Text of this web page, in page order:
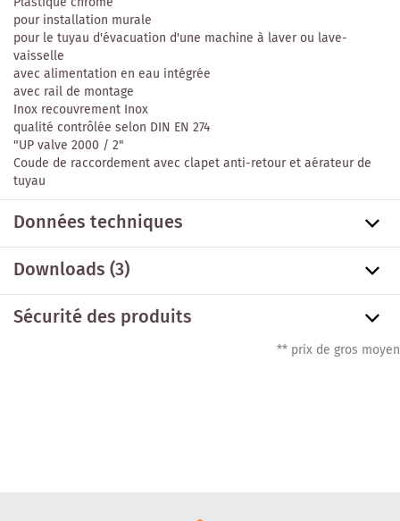
pour installation murale
pour le tuyau d'évacuation d'une machine à laver ou lave-
vaisselle
avec alimentation en eau intégrée
avec rail de montage
Inox recouvrement Inox
qualité contrôlée selon DIN EN 274
"UP valve 2000 / 2"
Coude de raccordement avec clapet anti-retour et aérateur de
tuyau
Données techniques
Downloads (3)
Sécurité des produits
** prix de gros moyen